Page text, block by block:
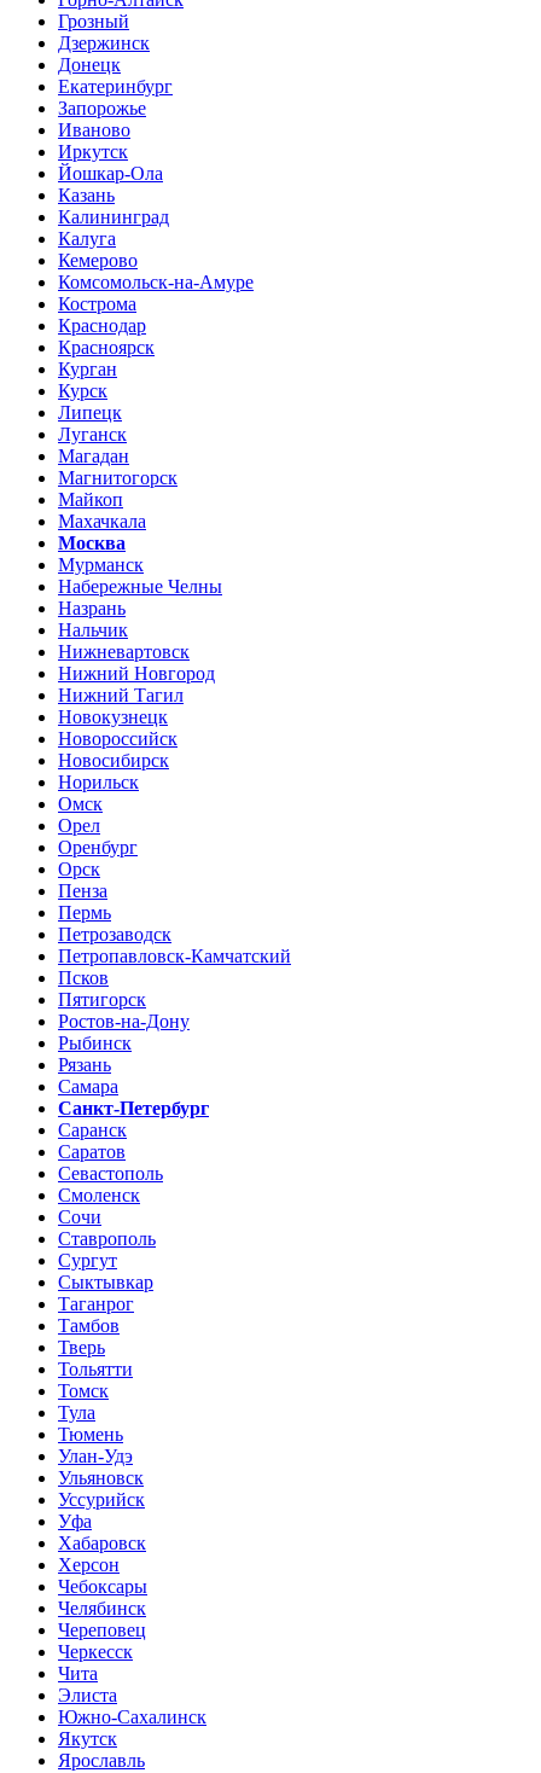
Грозный
Дзержинск
Донецк
Екатеринбург
Запорожье
Иваново
Иркутск
Йошкар-Ола
Казань
Калининград
Калуга
Кемерово
Комсомольск-на-Амуре
Кострома
Краснодар
Красноярск
Курган
Курск
Липецк
Луганск
Магадан
Магнитогорск
Майкоп
Махачкала
Москва
Мурманск
Набережные Челны
Назрань
Нальчик
Нижневартовск
Нижний Новгород
Нижний Тагил
Новокузнецк
Новороссийск
Новосибирск
Норильск
Омск
Орел
Оренбург
Орск
Пенза
Пермь
Петрозаводск
Петропавловск-Камчатский
Псков
Пятигорск
Ростов-на-Дону
Рыбинск
Рязань
Самара
Санкт-Петербург
Саранск
Саратов
Севастополь
Смоленск
Сочи
Ставрополь
Сургут
Сыктывкар
Таганрог
Тамбов
Тверь
Тольятти
Томск
Тула
Тюмень
Улан-Удэ
Ульяновск
Уссурийск
Уфа
Хабаровск
Херсон
Чебоксары
Челябинск
Череповец
Черкесск
Чита
Элиста
Южно-Сахалинск
Якутск
Ярославль